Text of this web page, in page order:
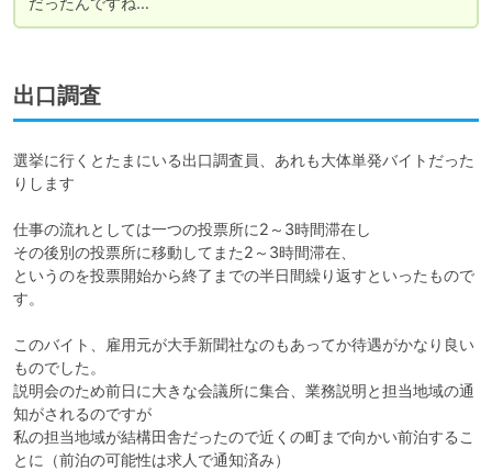
出口調査
選挙に行くとたまにいる出口調査員、あれも大体単発バイトだった
りします
仕事の流れとしては一つの投票所に2～3時間滞在し
その後別の投票所に移動してまた2～3時間滞在、
というのを投票開始から終了までの半日間繰り返すといったもので
す。
このバイト、雇用元が大手新聞社なのもあってか待遇がかなり良い
ものでした。
説明会のため前日に大きな会議所に集合、業務説明と担当地域の通
知がされるのですが
私の担当地域が結構田舎だったので近くの町まで向かい前泊するこ
とに（前泊の可能性は求人で通知済み）